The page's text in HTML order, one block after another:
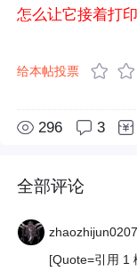
怎么让它接着打
给本帖投票
296 3
全部评论
zhaozhijun0207
[Quote=引用 1